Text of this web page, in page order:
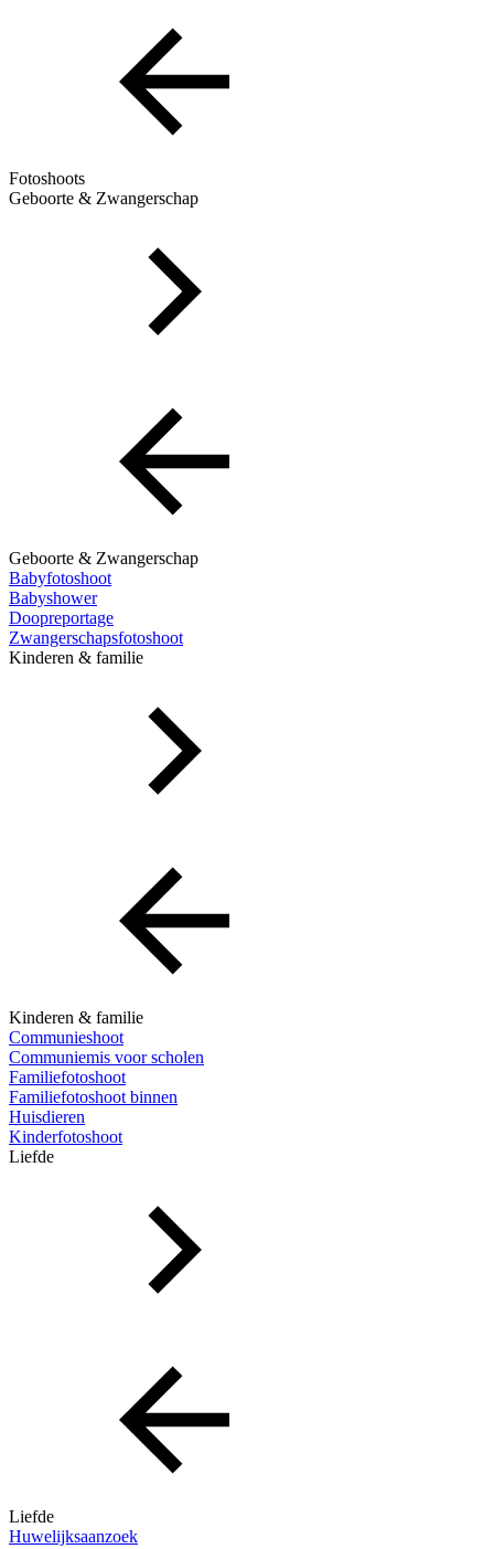
Fotoshoots
Geboorte & Zwangerschap
Geboorte & Zwangerschap
Babyfotoshoot
Babyshower
Doopreportage
Zwangerschapsfotoshoot
Kinderen & familie
Kinderen & familie
Communieshoot
Communiemis voor scholen
Familiefotoshoot
Familiefotoshoot binnen
Huisdieren
Kinderfotoshoot
Liefde
Liefde
Huwelijksaanzoek